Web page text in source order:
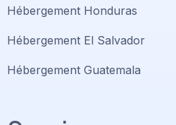
Hébergement Honduras
Hébergement El Salvador
Hébergement Guatemala